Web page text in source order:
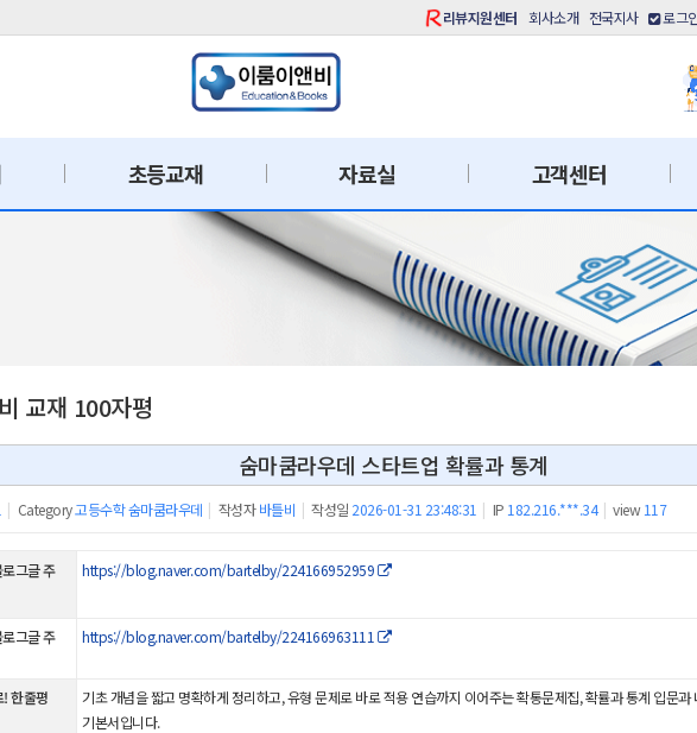
리뷰지원센터 회사소개 전국지사 로그
초등교재 자료실 고객센터
교재 100자평
숨마쿰라우데 스타트업 확률과 통계
| Category고등수학 숨마쿰라우데 | 작성자 바틀비 | 작성일 2026-01-31 23:48:31 | IP 182.216.***.34 | view 117
그글 주 https://blog.naver.com/bartelby/224166952959
그글 주 https://blog.naver.com/bartelby/224166963111
한줄평
기초 개념을 짧고 명확하게 정리하고, 유형 문제로 바로 적용 연습까지 이어주는 확통문제집, 확률과 통계 입문
기본서입니다.